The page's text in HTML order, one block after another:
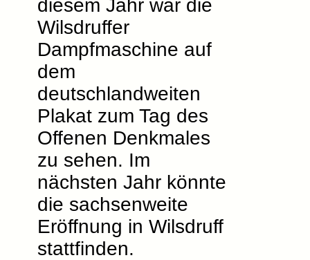
diesem Jahr war die
Wilsdruffer
Dampfmaschine auf
dem
deutschlandweiten
Plakat zum Tag des
Offenen Denkmales
zu sehen. Im
nächsten Jahr könnte
die sachsenweite
Eröffnung in Wilsdruff
stattfinden.